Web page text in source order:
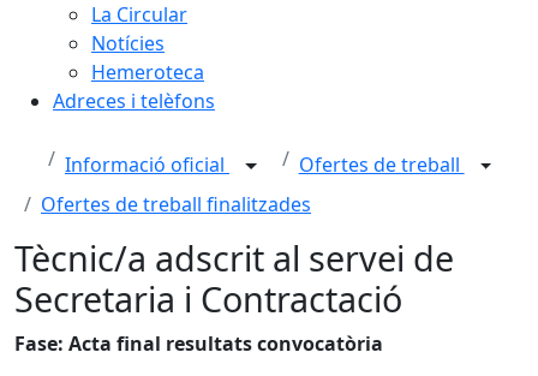
La Circular
Notícies
Hemeroteca
Adreces i telèfons
Informació oficial
Ofertes de treball
Ofertes de treball finalitzades
Tècnic/a adscrit al servei de
Secretaria i Contractació
Fase: Acta final resultats convocatòria